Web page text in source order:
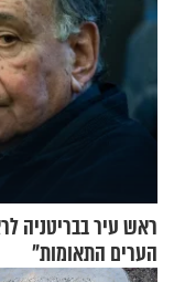
ראש עיר בבריטניה
הערים התאומות״